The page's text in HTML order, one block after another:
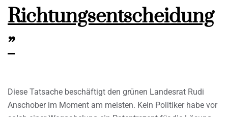
Richtungsentscheidung
”
Diese Tatsache beschäftigt den grünen Landesrat Rudi
Anschober im Moment am meisten. Kein Politiker habe vor